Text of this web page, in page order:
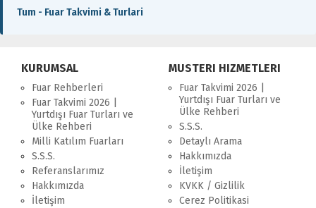
Tum - Fuar Takvimi & Turlari
KURUMSAL
Fuar Rehberleri
Fuar Takvimi 2026 |
Yurtdışı Fuar Turları ve
Ülke Rehberi
Milli Katılım Fuarları
S.S.S.
Referanslarımız
Hakkımızda
İletişim
MUSTERI HIZMETLERI
Fuar Takvimi 2026 |
Yurtdışı Fuar Turları ve
Ülke Rehberi
S.S.S.
Detaylı Arama
Hakkımızda
İletişim
KVKK / Gizlilik
Cerez Politikasi